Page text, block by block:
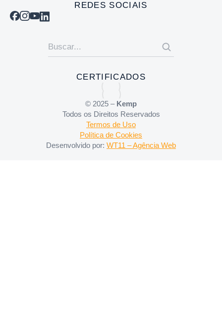
REDES SOCIAIS
CERTIFICADOS
© 2025 – Kemp
Todos os Direitos Reservados
Termos de Uso
Política de Cookies
Desenvolvido por: WT11 – Agência Web